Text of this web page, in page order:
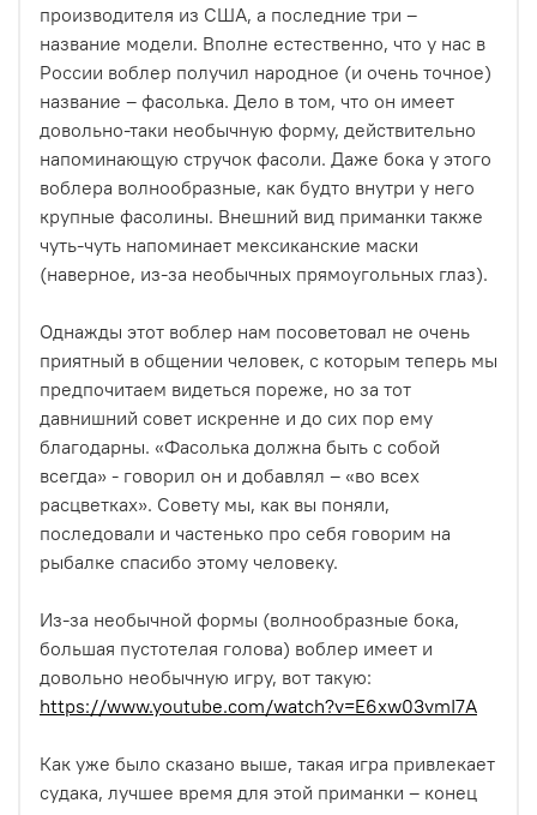
производителя из США, а последние три –
название модели. Вполне естественно, что у нас в
России воблер получил народное (и очень точное)
название – фасолька. Дело в том, что он имеет
довольно-таки необычную форму, действительно
напоминающую стручок фасоли. Даже бока у этого
воблера волнообразные, как будто внутри у него
крупные фасолины. Внешний вид приманки также
чуть-чуть напоминает мексиканские маски
(наверное, из-за необычных прямоугольных глаз).
Однажды этот воблер нам посоветовал не очень
приятный в общении человек, с которым теперь мы
предпочитаем видеться пореже, но за тот
давнишний совет искренне и до сих пор ему
благодарны. «Фасолька должна быть с собой
всегда» - говорил он и добавлял – «во всех
расцветках». Совету мы, как вы поняли,
последовали и частенько про себя говорим на
рыбалке спасибо этому человеку.
Из-за необычной формы (волнообразные бока,
большая пустотелая голова) воблер имеет и
довольно необычную игру, вот такую:
https://www.youtube.com/watch?v=E6xw03vmI7A
Как уже было сказано выше, такая игра привлекает
судака, лучшее время для этой приманки – конец